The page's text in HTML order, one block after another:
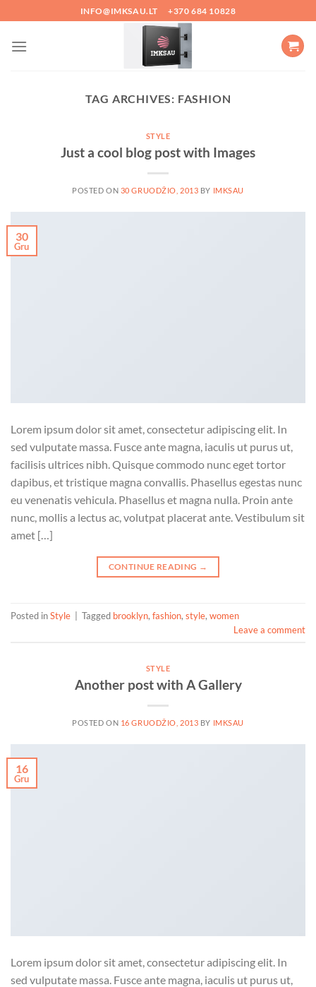
to
content
INFO@IMKSAU.LT +370 684 10828
TAG ARCHIVES: FASHION
STYLE
Just a cool blog post with Images
POSTED ON 30 GRUODŽIO, 2013 BY IMKSAU
30
Gru
Lorem ipsum dolor sit amet, consectetur adipiscing elit. In
sed vulputate massa. Fusce ante magna, iaculis ut purus ut,
facilisis ultrices nibh. Quisque commodo nunc eget tortor
dapibus, et tristique magna convallis. Phasellus egestas nunc
eu venenatis vehicula. Phasellus et magna nulla. Proin ante
nunc, mollis a lectus ac, volutpat placerat ante. Vestibulum sit
amet […]
CONTINUE READING →
Posted inStyle Tagged brooklyn, fashion, style, women
Leave a comment
STYLE
Another post with A Gallery
POSTED ON 16 GRUODŽIO, 2013 BY IMKSAU
16
Gru
Lorem ipsum dolor sit amet, consectetur adipiscing elit. In
sed vulputate massa. Fusce ante magna, iaculis ut purus ut,